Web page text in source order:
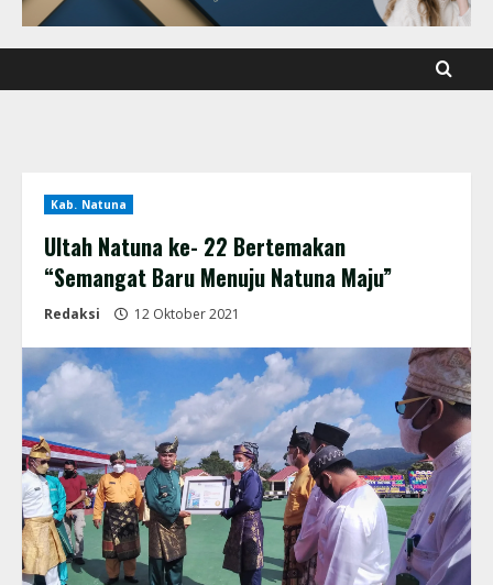
Kab. Natuna
Ultah Natuna ke- 22 Bertemakan
“Semangat Baru Menuju Natuna Maju”
Redaksi 12 Oktober 2021